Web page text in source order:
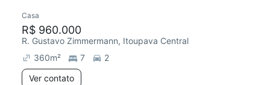
Casa
R$ 960.000
R. Gustavo Zimmermann, Itoupava Central
360m² 7
2
Ver contato